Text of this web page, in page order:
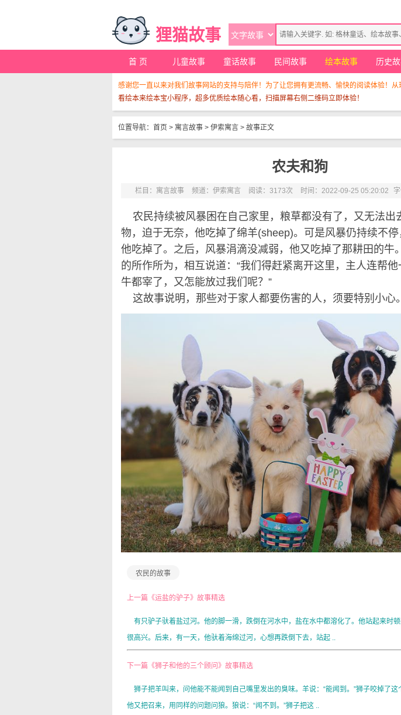
狸猫故事
首 页 儿童故事 童话故事 民间故事 绘本故事 历史
感谢您一直以来对我们故事网站的支持与陪伴！为了让您拥有更流畅、愉快的阅读体验！
看绘本来绘本宝小程序，超多优质绘本随心看，扫描屏幕右侧二维码立即体验！
位置导航： 首页 > 寓言故事 > 伊索寓言 > 故事正文
农夫和狗
栏目： 寓言故事 频道： 伊索寓言 阅读：3173次 时间：2022-09-25 05:20:02
农民持续被风暴困在自己家里，粮草都没有了，又无法出
物，迫于无奈，他吃掉了绵羊(sheep)。可是风暴仍持续不
他吃掉了。之后，风暴涓滴没减弱，他又吃掉了那耕田的牛
的所作所为，相互说道：“我们得赶紧离开这里，主人连帮
牛都宰了，又怎能放过我们呢？”
这故事说明，那些对于家人都要伤害的人，须要特别小心。
农民的故事
上一篇《运盐的驴子》故事精选
有只驴子驮着盐过河。他的脚一滑，跌倒在河水中，盐在水中都溶化了。他站起来时
很高兴。后来，有一天，他驮着海绵过河，心想再跌倒下去，站起 ..
下一篇《狮子和他的三个顾问》故事精选
狮子把羊叫来，问他能不能闻到自己嘴里发出的臭味。羊说：“能闻到。”狮子咬掉了这
他又把召来，用同样的问题问狼。狼说：“闻不到。”狮子把这 ..